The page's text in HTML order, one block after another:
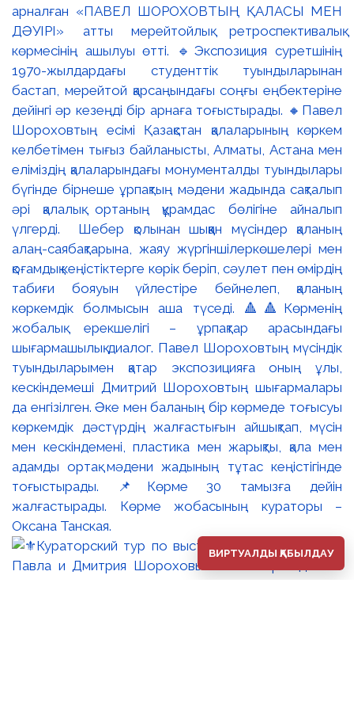
арналған «ПАВЕЛ ШОРОХОВТЫҢ ҚАЛАСЫ МЕН
ДӘУІРІ» атты мерейтойлық ретроспективалық
көрмесінің ашылуы өтті. 🔹Экспозиция суретшінің
1970-жылдардағы студенттік туындыларынан
бастап, мерейтой қарсаңындағы соңғы еңбектеріне
дейінгі әр кезеңді бір арнаға тоғыстырады. 🔸Павел
Шороховтың есімі Қазақстан қалаларының көркем
келбетімен тығыз байланысты, Алматы, Астана мен
еліміздің қалаларындағы монументалды туындылары
бүгінде бірнеше ұрпақтың мәдени жадында сақталып
әрі қалалық ортаның құрамдас бөлігіне айналып
үлгерді. Шебер қолынан шыққан мүсіндер қаланың
алаң-саябақтарына, жаяу жүргіншілеркөшелері мен
қоғамдық кеңістіктерге көрік беріп, сәулет пен өмірдің
табиғи бояуын үйлестіре бейнелеп, қаланың
көркемдік болмысын аша түседі. 🔺🔺Көрменің
жобалық ерекшелігі – ұрпақтар арасындағы
шығармашылық диалог. Павел Шороховтың мүсіндік
туындыларымен қатар экспозицияға оның ұлы,
кескіндемеші Дмитрий Шороховтың шығармалары
да енгізілген. Әке мен баланың бір көрмеде тоғысуы
көркемдік дәстүрдің жалғастығын айшықтап, мүсін
мен кескіндемені, пластика мен жарықты, қала мен
адамды ортақ мәдени жадының тұтас кеңістігінде
тоғыстырады. 📌Көрме 30 тамызға дейін
жалғастырады. Көрме жобасының кураторы –
Оксана Танская.
ВИРТУАЛДЫ ҚАБЫЛДАУ